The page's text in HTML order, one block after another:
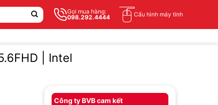
Gọi mua hàng:
098.292.4444
Cấu hình máy tính
| Intel
Công ty BVB cam kết